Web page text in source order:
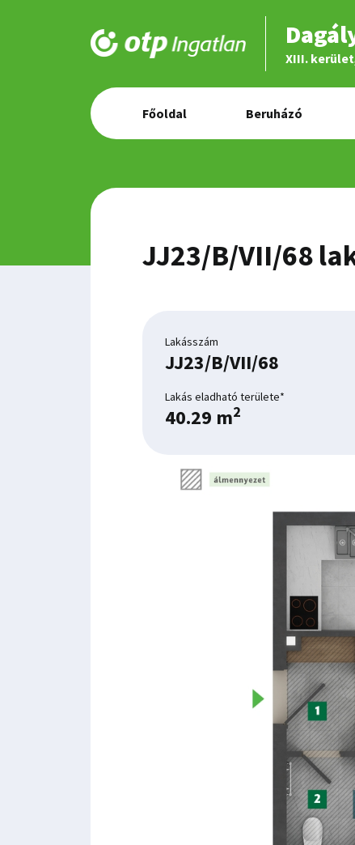
XIII.
Főoldal Beruházó
JJ23/B/VII/68
Lakásszám
JJ23/B/VII/68
Lakás eladható területe*
40.29 m2